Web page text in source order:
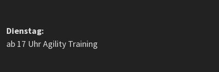
Dienstag:
ab 17 Uhr Agility Training